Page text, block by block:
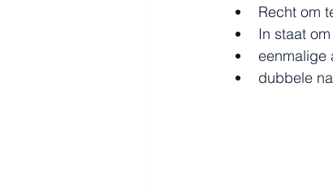
Recht om
In staat
eenmalige
dubbele